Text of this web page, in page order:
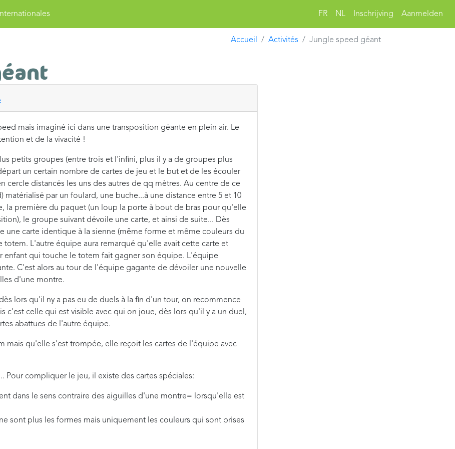
FR NL Inschrijving Aanmelden
Accueil Activités Jungle speed géant
mais imaginé ici dans une transposition géante en plein air. Le
et de la vivacité !
petits groupes (entre trois et l'infini, plus il y a de groupes plus
un certain nombre de cartes de jeu et le but et de les écouler
cercle distancés les uns des autres de qq mètres. Au centre de ce
par un foulard, une buche...à une distance entre 5 et 10
la première du paquet (un loup la porte à bout de bras pour qu'elle
le groupe suivant dévoile une carte, et ainsi de suite... Dès
une carte identique à la sienne (même forme et même couleurs du
totem. L'autre équipe aura remarqué qu'elle avait cette carte et
enfant qui touche le totem fait gagner son équipe. L'équipe
C'est alors au tour de l'équipe gagante de dévoiler une nouvelle
d'une montre.
lors qu'il ny a pas eu de duels à la fin d'un tour, on recommence
c'est celle qui est visible avec qui on joue, dès lors qu'il y a un duel,
abattues de l'autre équipe.
mais qu'elle s'est trompée, elle reçoit les cartes de l'équipe avec
Pour compliquer le jeu, il existe des cartes spéciales:
dans le sens contraire des aiguilles d'une montre= lorsqu'elle est
sont plus les formes mais uniquement les couleurs qui sont prises